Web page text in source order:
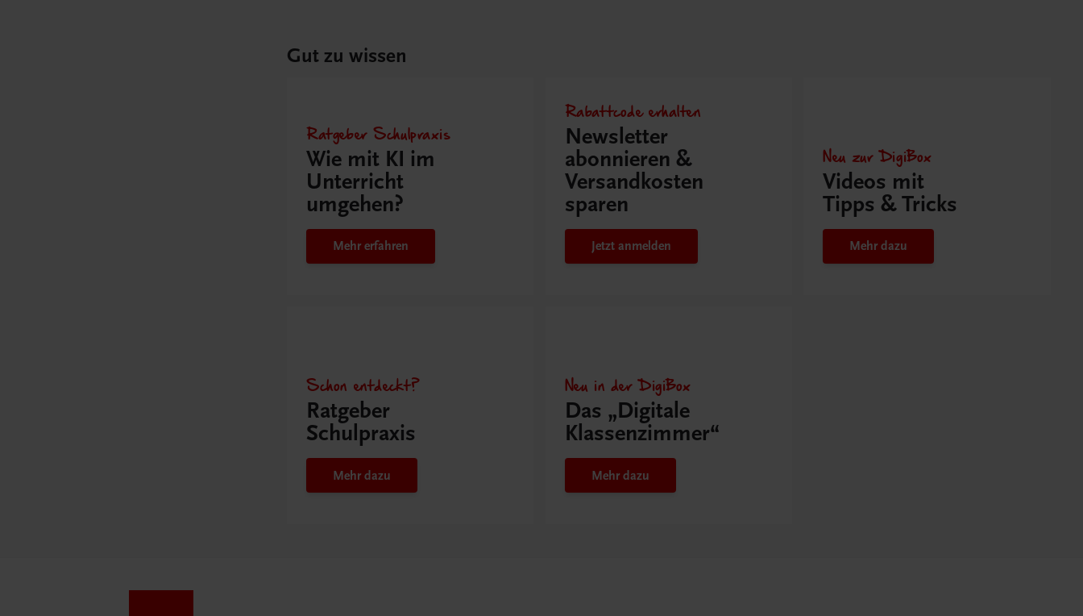
Gut zu wissen
Ratgeber Schulpraxis
Wie mit KI im
Unterricht
umgehen?
Mehr erfahren
Rabattcode erhalten
Newsletter
abonnieren &
Versandkosten
sparen
Jetzt anmelden
Neu zur DigiBox
Videos mit
Tipps & Tricks
Mehr dazu
Schon entdeckt?
Ratgeber
Schulpraxis
Mehr dazu
Neu in der DigiBox
Das „Digitale
Klassenzimmer“
Mehr dazu